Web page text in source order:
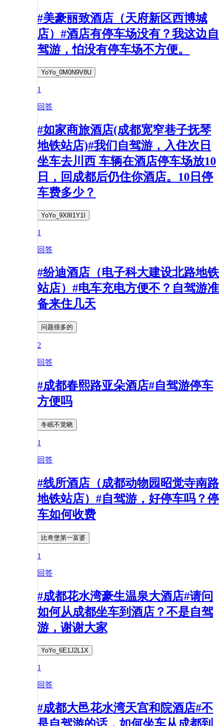
#美豪丽致酒店（天府新区西博城
店）#酒店有停车场没有？我这边自
驾游，怕没有停车场不方便。
YoYo_0M0N9V8U
1
回答
#如家商旅酒店(成都宽窄巷子抚琴
地铁站店)#我们自驾游，入住次日
坐车去川西 车辆在酒店停车场放10
日，回成都后仍住你酒店。10日停
车费多少？
YoYo_9X8I1Y1I
1
回答
#纷迪酒店（电子科大建设北路地铁
站店）#电车充电方便不？自驾游准
备来住几天
问题很多的
2
回答
#成都春熙路亚朵酒店#自驾游停车
方便吗
冬眠不觉晓
1
回答
#线所酒店（成都动物园昭觉寺南路
地铁站店）#自驾游，好停车吗？停
车如何收费
比奇堡第一富婆
1
回答
#成都花水湾豪生温泉大酒店#请问
如何从成都坐车到酒店？不是自驾
游，谢谢大家
YoYo_6E1J2L1X
1
回答
#成都大邑花水湾天宫和院酒店#不
是自驾游的话，如何坐车从成都到